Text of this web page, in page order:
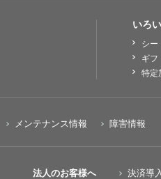
いろ
シー
ギフ
特定
メンテナンス情報 障害情報
法人のお客様へ 決済導